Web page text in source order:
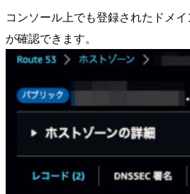
コンソール上でも登録されたドメ
が確認できます。